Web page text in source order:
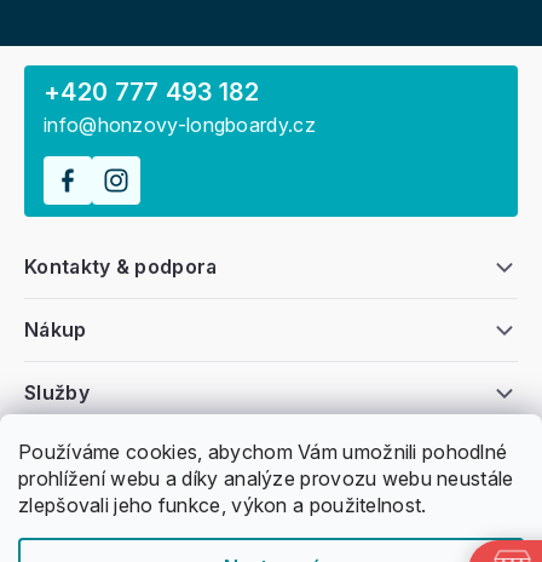
Používáme cookies, abychom Vám umožnili pohodlné
prohlížení webu a díky analýze provozu webu neustále
zlepšovali jeho funkce, výkon a použitelnost.
Všeobecné informace
Nákup
Kontakty & podpora
Služby
+420 777 493 182
info@honzovy-longboardy.cz